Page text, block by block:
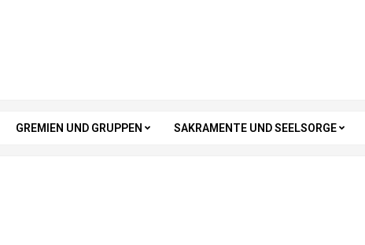
GREMIEN UND GRUPPEN SAKRAMENTE UND SEELSORGE